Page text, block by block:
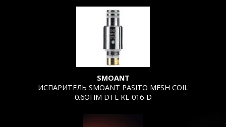
SMOANT
ИСПАРИТЕЛЬ SMOANT PASITO MESH COIL
0.6OHM DTL KL-016-D